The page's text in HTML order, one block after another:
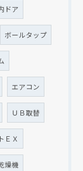
ドア
ボールタップ
エアコン
ＵＢ取替
ＥＸ
燥機